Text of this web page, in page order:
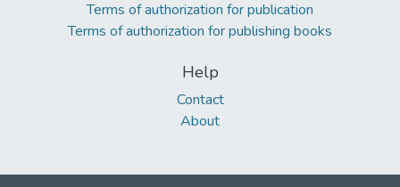
Terms of authorization for publication
Terms of authorization for publishing books
Help
Contact
About